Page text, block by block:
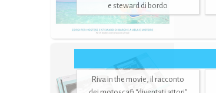
e steward di bordo
Riva in the movie, il racconto